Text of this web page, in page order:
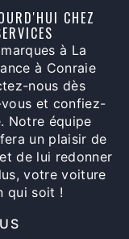
CHEZ
à La
à Conraie
nous dès
et confiez-
Notre équipe
un plaisir de
de lui redonner
votre voiture
qui soit !